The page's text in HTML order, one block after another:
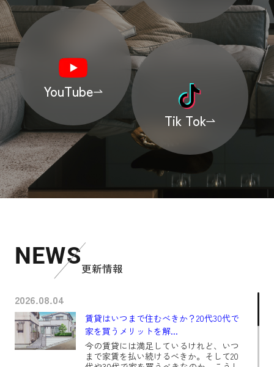
YouTube
Tik Tok
NEWS更新情報
2026.08.04
賃貸はいつまで住むべきか？20代30代で
家を買うメリットを解...
今の賃貸には満足しているけれど、いつ
まで家賃を払い続けるべきか。そして20